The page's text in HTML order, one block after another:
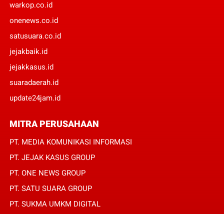
warkop.co.id
onenews.co.id
satusuara.co.id
jejakbaik.id
jejakkasus.id
suaradaerah.id
update24jam.id
MITRA PERUSAHAAN
PT. MEDIA KOMUNIKASI INFORMASI
PT. JEJAK KASUS GROUP
PT. ONE NEWS GROUP
PT. SATU SUARA GROUP
PT. SUKMA UMKM DIGITAL